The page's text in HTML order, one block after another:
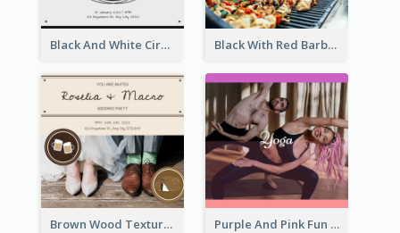
Black And White Circle Photo Thanksgiving Dinner Invitation Black With Red Barbecue Housewarming Invitation
Brown Wood Texture Wedding Photo Wedding Invitation Purple And Pink Fun Yoga Joining Invitation